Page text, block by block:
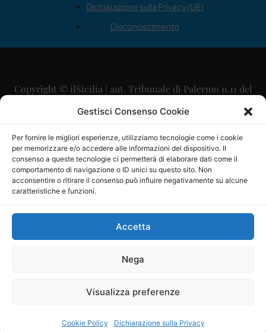
Gestisci Consenso Cookie
Per fornire le migliori esperienze, utilizziamo tecnologie come i cookie
per memorizzare e/o accedere alle informazioni del dispositivo. Il
consenso a queste tecnologie ci permetterà di elaborare dati come il
comportamento di navigazione o ID unici su questo sito. Non
acconsentire o ritirare il consenso può influire negativamente su alcune
caratteristiche e funzioni.
Accetta
Nega
Visualizza preferenze
Cookie Policy Dichiarazione sulla Privacy
Dichiarazione sulla Privacy (UE)
Disconoscimento
Copyright © ilSicilia | aut. Tribunale di Palermo n.11 del
29/09/2015
Direttore Editoriale: Maurizio Scaglione
Direttore Responsabile: Maria Calabrese
P.IVA: 06334930820
Mercurio Comunicazione Società Cooperativa a r.l. è
iscritta al Registro degli Operatori di Comunicazione al
Sito gestito daLa Digitale srl–info@ladigitale.it